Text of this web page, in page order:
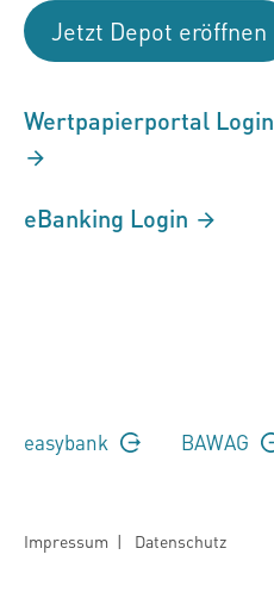
Jetzt Depot eröffnen
Wertpapierportal Login
eBanking Login
easybank BAWAG
Impressum | Datenschutz